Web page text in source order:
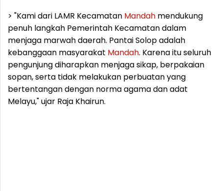
> "Kami dari LAMR Kecamatan Mandah mendukung
penuh langkah Pemerintah Kecamatan dalam
menjaga marwah daerah. Pantai Solop adalah
kebanggaan masyarakat Mandah. Karena itu seluruh
pengunjung diharapkan menjaga sikap, berpakaian
sopan, serta tidak melakukan perbuatan yang
bertentangan dengan norma agama dan adat
Melayu," ujar Raja Khairun.